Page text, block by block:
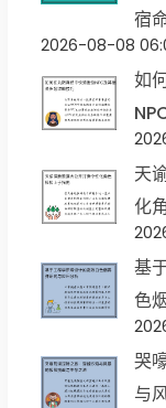
宿
2026-08-08
如
天
化
基
色
哭
与